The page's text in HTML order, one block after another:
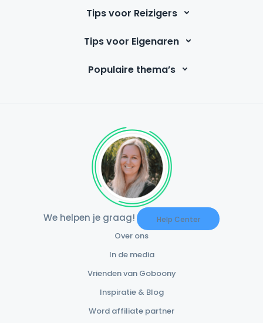
Tips voor Reizigers
Tips voor Eigenaren
Populaire thema’s
We helpen je graag! Help Center
Over ons
In de media
Vrienden van Goboony
Inspiratie & Blog
Word affiliate partner